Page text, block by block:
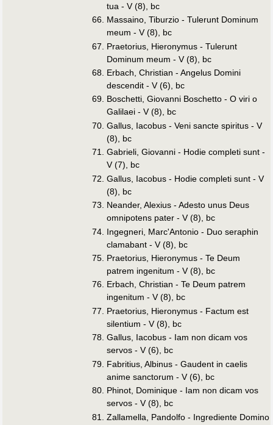
tua - V (8), bc
Massaino, Tiburzio - Tulerunt Dominum
meum - V (8), bc
Praetorius, Hieronymus - Tulerunt
Dominum meum - V (8), bc
Erbach, Christian - Angelus Domini
descendit - V (6), bc
Boschetti, Giovanni Boschetto - O viri o
Galilaei - V (8), bc
Gallus, Iacobus - Veni sancte spiritus - V
(8), bc
Gabrieli, Giovanni - Hodie completi sunt -
V (7), bc
Gallus, Iacobus - Hodie completi sunt - V
(8), bc
Neander, Alexius - Adesto unus Deus
omnipotens pater - V (8), bc
Ingegneri, Marc'Antonio - Duo seraphin
clamabant - V (8), bc
Praetorius, Hieronymus - Te Deum
patrem ingenitum - V (8), bc
Erbach, Christian - Te Deum patrem
ingenitum - V (8), bc
Praetorius, Hieronymus - Factum est
silentium - V (8), bc
Gallus, Iacobus - Iam non dicam vos
servos - V (6), bc
Fabritius, Albinus - Gaudent in caelis
anime sanctorum - V (6), bc
Phinot, Dominique - Iam non dicam vos
servos - V (8), bc
Zallamella, Pandolfo - Ingrediente Domino